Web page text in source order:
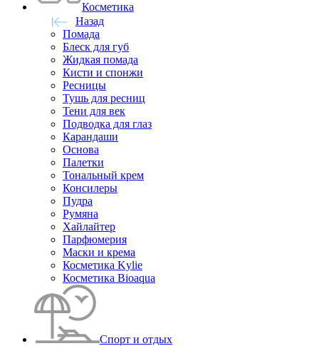
Косметика
Назад
Помада
Блеск для губ
Жидкая помада
Кисти и спонжи
Ресницы
Тушь для ресниц
Тени для век
Подводка для глаз
Карандаши
Основа
Палетки
Тональный крем
Консилеры
Пудра
Румяна
Хайлайтер
Парфюмерия
Маски и крема
Косметика Kylie
Косметика Bioaqua
Спорт и отдых